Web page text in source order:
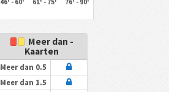
46' - 60' 61' - 75' 76' - 90'
Meer dan -
Kaarten
Meer dan 0.5
Meer dan 1.5